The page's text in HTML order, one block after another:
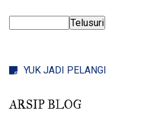
YUK JADI PELANGI
ARSIP BLOG